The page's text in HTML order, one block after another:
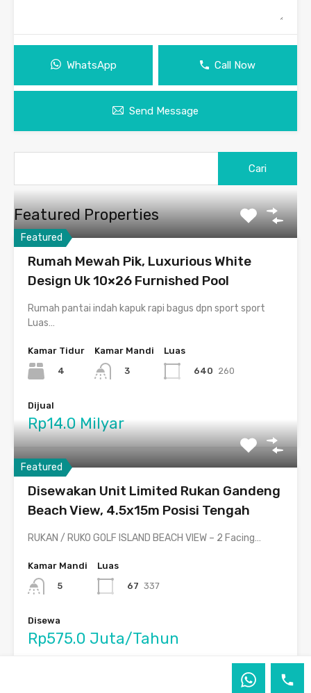
WhatsApp Call Now
Send Message
Featured Properties
Featured
Rumah Mewah Pik, Luxurious White
Design Uk 10×26 Furnished Pool
Rumah pantai indah kapuk rapi bagus dpn sport sport
Luas…
Kamar Tidur
4
Kamar Mandi
3
Luas
640 260
Dijual
Rp14.0 Milyar
Featured
Disewakan Unit Limited Rukan Gandeng
Beach View, 4.5x15m Posisi Tengah
RUKAN / RUKO GOLF ISLAND BEACH VIEW – 2 Facing…
Kamar Mandi
5
Luas
67 337
Disewa
Rp575.0 Juta/Tahun